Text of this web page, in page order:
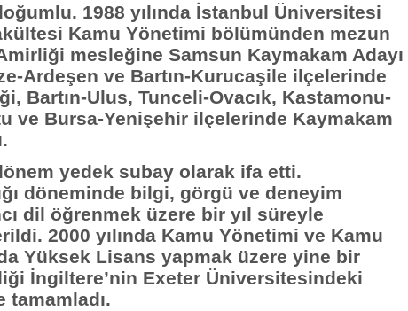
1988 yılında İstanbul Üniversitesi
Kamu Yönetimi bölümünden mezun
mesleğine Samsun Kaymakam Adayı
Ardeşen ve Bartın-Kurucaşile ilçelerinde
Bartın-Ulus, Tunceli-Ovacık, Kastamonu-
ve Bursa-Yenişehir ilçelerinde Kaymakam
yedek subay olarak ifa etti.
döneminde bilgi, görgü ve deneyim
dil öğrenmek üzere bir yıl süreyle
2000 yılında Kamu Yönetimi ve Kamu
Yüksek Lisans yapmak üzere yine bir
İngiltere’nin Exeter Üniversitesindeki
tamamladı.